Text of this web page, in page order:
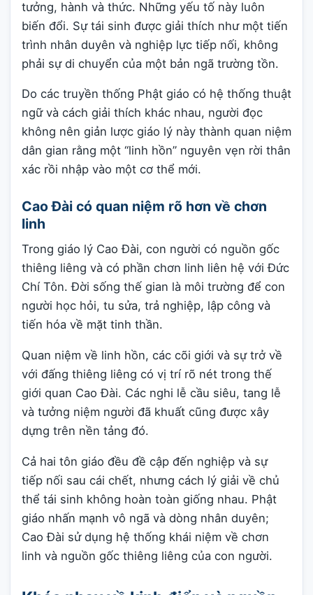
tưởng, hành và thức. Những yếu tố này luôn
biến đổi. Sự tái sinh được giải thích như một tiến
trình nhân duyên và nghiệp lực tiếp nối, không
phải sự di chuyển của một bản ngã trường tồn.
Do các truyền thống Phật giáo có hệ thống thuật
ngữ và cách giải thích khác nhau, người đọc
không nên giản lược giáo lý này thành quan niệm
dân gian rằng một “linh hồn” nguyên vẹn rời thân
xác rồi nhập vào một cơ thể mới.
Cao Đài có quan niệm rõ hơn về chơn
linh
Trong giáo lý Cao Đài, con người có nguồn gốc
thiêng liêng và có phần chơn linh liên hệ với Đức
Chí Tôn. Đời sống thế gian là môi trường để con
người học hỏi, tu sửa, trả nghiệp, lập công và
tiến hóa về mặt tinh thần.
Quan niệm về linh hồn, các cõi giới và sự trở về
với đấng thiêng liêng có vị trí rõ nét trong thế
giới quan Cao Đài. Các nghi lễ cầu siêu, tang lễ
và tưởng niệm người đã khuất cũng được xây
dựng trên nền tảng đó.
Cả hai tôn giáo đều đề cập đến nghiệp và sự
tiếp nối sau cái chết, nhưng cách lý giải về chủ
thể tái sinh không hoàn toàn giống nhau. Phật
giáo nhấn mạnh vô ngã và dòng nhân duyên;
Cao Đài sử dụng hệ thống khái niệm về chơn
linh và nguồn gốc thiêng liêng của con người.